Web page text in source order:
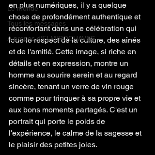
Le monde
Tous les messages
À propos d'ELMIROCHAVES
en plus numériques, il y a quelque
chose de profondément authentique et
réconfortant dans une célébration qui
loue le respect de la culture, des aînés
et de l'amitié. Cette image, si riche en
détails et en expression, montre un
homme au sourire serein et au regard
sincère, tenant un verre de vin rouge
comme pour trinquer à sa propre vie et
aux bons moments partagés. C'est un
portrait qui porte le poids de
l'expérience, le calme de la sagesse et
le plaisir des petites joies.